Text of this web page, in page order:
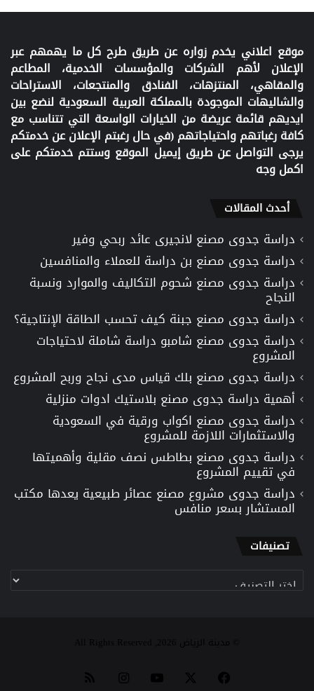
موقع اعلاني يخدم زواره عن طريق طرح كل ما يهمهم عبر
الإعلان لأهم الشركات والمؤسسات الخدمية، المطاعم
والمقاهي، المنتزهات، الفنادق والمنتجعات، الاستراحات
والشاليهات الموجودة بالمملكة العربية السعودية لنضع بين
ايديهم قائمة عريضة من الخيارات الواسعة التي تتناسب مع
كافة رغباتهم واحتياجاتهم (في حال رغبتم الإعلان عن خدمتكم
يرجى التواصل عن طريق إيميل الموقع وستتم خدمتكم على
اكمل وجه
أحدث المقالات
دراسة جدوى مصنع لانجيرى عائد ربحي وفير
دراسة جدوى مصنع بن دراسة للعملاء والمنافسين
دراسة جدوى مصنع شحوم التكاليف والموارد ونسبة
النجاح
دراسة جدوى مصنع جبنة كيف تحسب الطاقة الإنتاجية؟
دراسة جدوى مصنع شامبو دراسة شاملة لاحتياجات
المشروع
دراسة جدوى مصنع بلك قياس مدى نجاح وربح المشروع
أهمية دراسة جدوى مصنع بلاستيك ادوات منزلية
دراسة جدوى مصنع اكواب ورقية في السعودية
والاستثمارات اللازمة للمشروع
دراسة جدوى مصنع بطاطس نصف مقلية وأهميتها
في تقييم المشروع
دراسة جدوى مشروع مصنع عصائر طبيعية يعدها مكتب
المستشار بسعر منافس
تصنيفات
تصنيفات
© مدينة الرياض 2026, All Rights Reserved
فيسبوك ‫YouTube انستقرام